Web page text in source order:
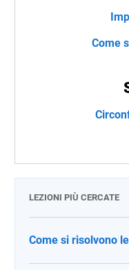
Come
LEZIONI PIÙ CERCATE
Come si risolvono